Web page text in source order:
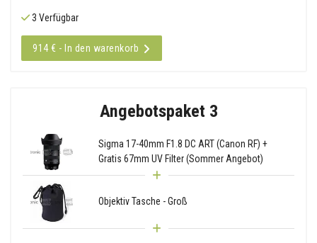
3 Verfügbar
914 € - In den warenkorb
Angebotspaket 3
Sigma 17-40mm F1.8 DC ART (Canon RF) +
Gratis 67mm UV Filter (Sommer Angebot)
Objektiv Tasche - Groß